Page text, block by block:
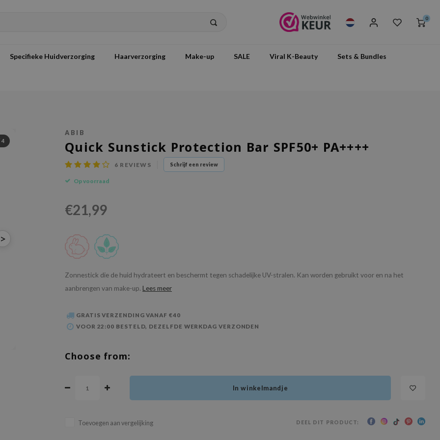
0
Specifieke Huidverzorging Haarverzorging Make-up SALE Viral K-Beauty Sets & Bundles
4
ABIB
Quick Sunstick Protection Bar SPF50+ PA++++
6 REVIEWS Schrijf een review
Op voorraad
€21,99
Zonnestick die de huid hydrateert en beschermt tegen schadelijke UV-stralen. Kan worden gebruikt voor en na het
aanbrengen van make-up. Lees meer
GRATIS VERZENDING VANAF €40
VOOR 22:00 BESTELD, DEZELFDE WERKDAG VERZONDEN
Choose from:
In winkelmandje
Toevoegen aan vergelijking DEEL DIT PRODUCT: